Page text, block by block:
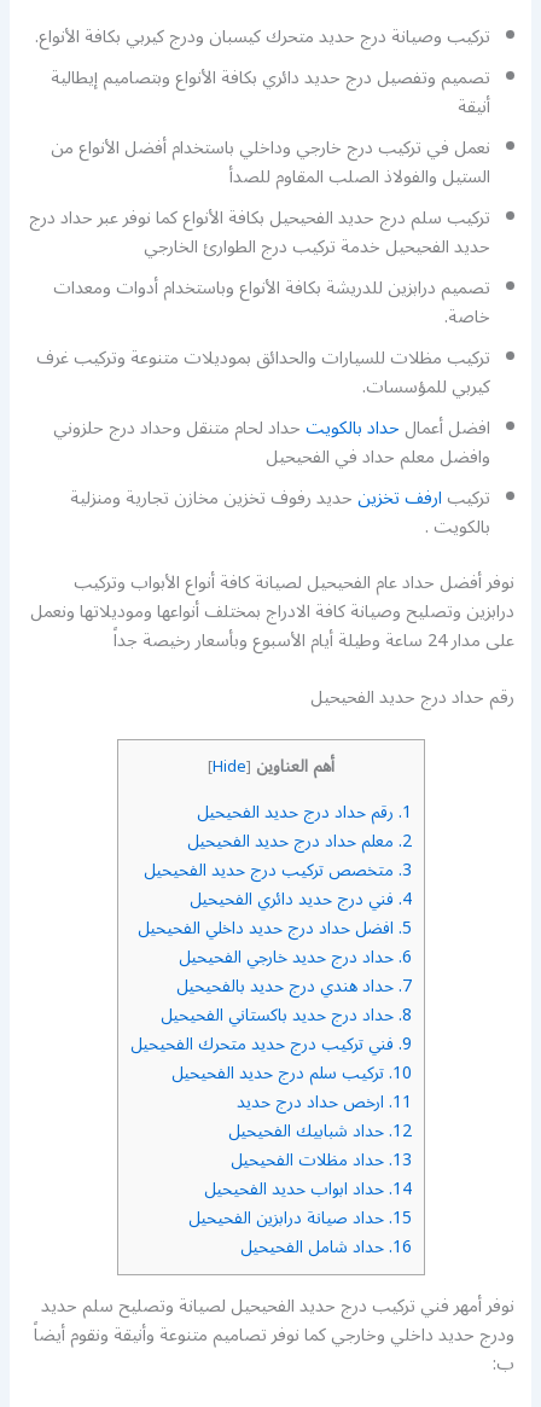
تركيب وصيانة درج حديد متحرك كيسبان ودرج كيربي بكافة الأنواع.
تصميم وتفصيل درج حديد دائري بكافة الأنواع وبتصاميم إيطالية
أنيقة
نعمل في تركيب درج خارجي وداخلي باستخدام أفضل الأنواع من
الستيل والفولاذ الصلب المقاوم للصدأ
تركيب سلم درج حديد الفحيحيل بكافة الأنواع كما نوفر عبر حداد درج
حديد الفحيحيل خدمة تركيب درج الطوارئ الخارجي
تصميم درابزين للدريشة بكافة الأنواع وباستخدام أدوات ومعدات
خاصة.
تركيب مظلات للسيارات والحدائق بموديلات متنوعة وتركيب غرف
كيربي للمؤسسات.
افضل أعمالحداد بالكويتحداد لحام متنقل وحداد درج حلزوني
وافضل معلم حداد في الفحيحيل
تركيبارفف تخزينحديد رفوف تخزين مخازن تجارية ومنزلية
بالكويت .
نوفر أفضل حداد عام الفحيحيل لصيانة كافة أنواع الأبواب وتركيب
درابزين وتصليح وصيانة كافة الادراج بمختلف أنواعها وموديلاتها ونعمل
على مدار 24 ساعة وطيلة أيام الأسبوع وبأسعار رخيصة جداً
رقم حداد درج حديد الفحيحيل
أهم العناوين [
Hide
]
1. رقم حداد درج حديد الفحيحيل
2. معلم حداد درج حديد الفحيحيل
3. متخصص تركيب درج حديد الفحيحيل
4. فني درج حديد دائري الفحيحيل
5. افضل حداد درج حديد داخلي الفحيحيل
6. حداد درج حديد خارجي الفحيحيل
7. حداد هندي درج حديد بالفحيحيل
8. حداد درج حديد باكستاني الفحيحيل
9. فني تركيب درج حديد متحرك الفحيحيل
10. تركيب سلم درج حديد الفحيحيل
11. ارخص حداد درج حديد
12. حداد شبابيك الفحيحيل
13. حداد مظلات الفحيحيل
14. حداد ابواب حديد الفحيحيل
15. حداد صيانة درابزين الفحيحيل
16. حداد شامل الفحيحيل
نوفر أمهر فني تركيب درج حديد الفحيحيل لصيانة وتصليح سلم حديد
ودرج حديد داخلي وخارجي كما نوفر تصاميم متنوعة وأنيقة ونقوم أيضاً
ب: